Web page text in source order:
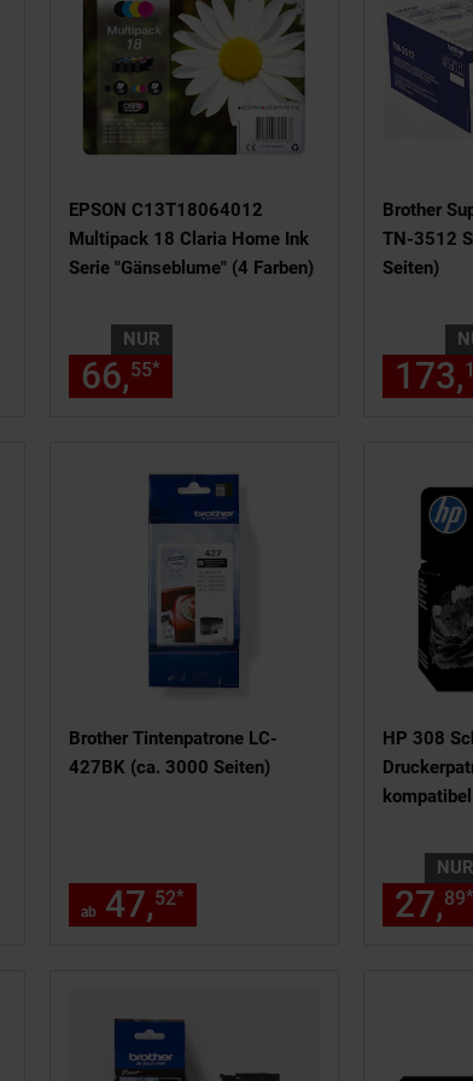
€ Sternchen Fußnote, Details
EPSON C13T18064012
Multipack 18 Claria Home Ink
Serie "Gänseblume" (4 Farben)
NUR
66,55* €
Brother
TN-3512
Seiten)
173,
€ Sternchen Fußnote, Details
Brother Tintenpatrone LC-
427BK (ca. 3000 Seiten)
ab 47,52* €
HP 308
Serie)
NUR
27,89*